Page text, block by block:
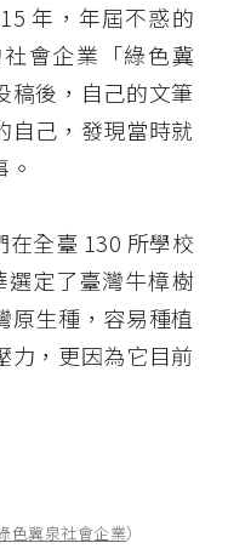
年，年屆不惑的
會企業「綠色冀
稿後，自己的文筆
自己，發現當時就
全臺 130 所學校
定了臺灣牛樟樹
原生種，容易種植
力，更因為它目前
色冀泉社會企業）